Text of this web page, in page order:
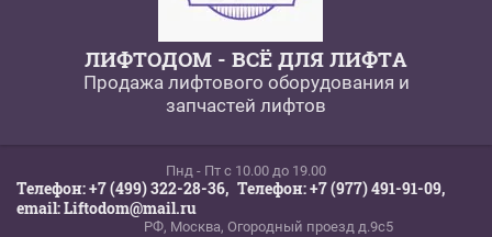
ЛИФТОДОМ - ВСЁ ДЛЯ ЛИФТА
Продажа лифтового оборудования и
запчастей лифтов
Пнд - Пт c 10.00 до 19.00
Телефон: +7 (499) 322-28-36, Телефон: +7 (977) 491-91-09,
email: Liftodom@mail.ru
РФ, Москва, Огородный проезд д.9с5